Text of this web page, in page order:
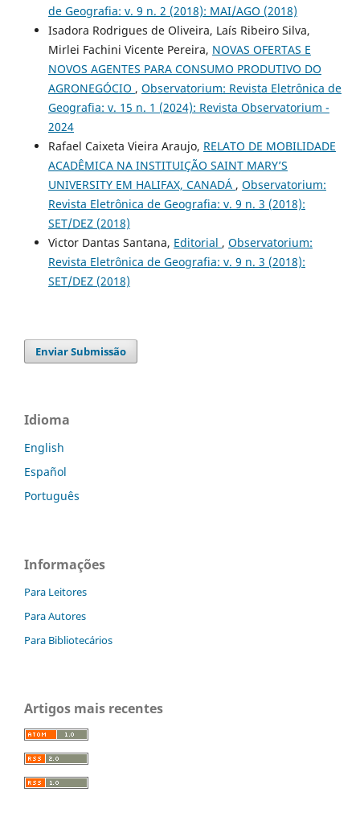
de Geografia: v. 9 n. 2 (2018): MAI/AGO (2018)
Isadora Rodrigues de Oliveira, Laís Ribeiro Silva,
Mirlei Fachini Vicente Pereira, NOVAS OFERTAS E
NOVOS AGENTES PARA CONSUMO PRODUTIVO DO
AGRONEGÓCIO , Observatorium: Revista Eletrônica de
Geografia: v. 15 n. 1 (2024): Revista Observatorium -
2024
Rafael Caixeta Vieira Araujo, RELATO DE MOBILIDADE
ACADÊMICA NA INSTITUIÇÃO SAINT MARY’S
UNIVERSITY EM HALIFAX, CANADÁ , Observatorium:
Revista Eletrônica de Geografia: v. 9 n. 3 (2018):
SET/DEZ (2018)
Victor Dantas Santana, Editorial , Observatorium:
Revista Eletrônica de Geografia: v. 9 n. 3 (2018):
SET/DEZ (2018)
Enviar Submissão
Idioma
English
Español
Português
Informações
Para Leitores
Para Autores
Para Bibliotecários
Artigos mais recentes